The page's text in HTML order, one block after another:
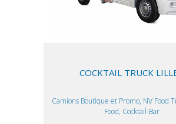
COCKTAIL TRUCK
Camions Boutique et Promo, NV Food
Food, Cocktail-Bar